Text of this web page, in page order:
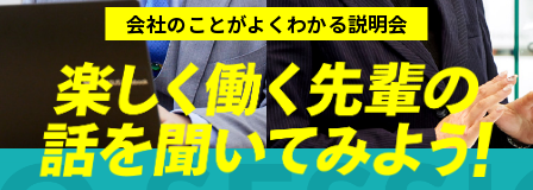
会社のことがよくわかる説明会